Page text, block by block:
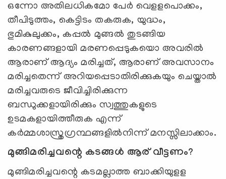
ഒന്നോ അതിലധികമോ പേര്‍ വെളളപൊക്കം,
തീപിടുത്തം, കെട്ടിടം തകരുക, യുദ്ധം,
ഭുമികുലുക്കം, കപ്പൽ മുങ്ങൽ തുടങ്ങിയ
കാരണങ്ങളായി മരണപ്പെടുകയൊ അവരിൽ
ആരാണ് ആദ്യം മരിച്ചത്, ആരാണ് അവസാനം
മരിച്ചതെന്ന് അറിയപ്പെടാതിരിക്കുകയും ചെയ്താൽ
മരിച്ചവരുടെ ജീവിച്ചിരിക്കുന്ന
ബന്ധുക്കളായിരിക്കും സ്വത്തുകളുടെ
ഉടമകളായിത്തീരുക എന്ന്
കര്‍മ്മശാസ്ത്രഗ്രന്ഥങ്ങളില്‍നിന്ന് മനസ്സിലാക്കാം.
മുങ്ങിമരിച്ചവന്റെ കടങ്ങൾ ആര് വീട്ടണം?
മുങ്ങിമരിച്ചവന്റെ കടമല്ലാത്ത ബാക്കിയുളള